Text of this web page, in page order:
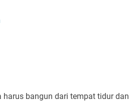
bangun dari tempat tidur dan